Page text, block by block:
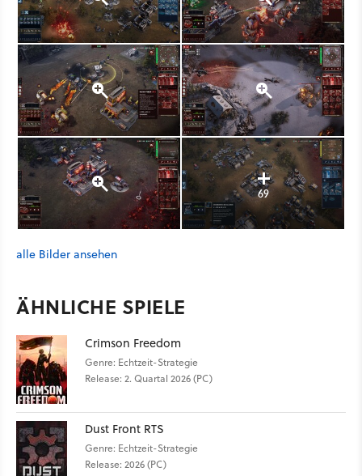
69
alle Bilder ansehen
ÄHNLICHE SPIELE
Crimson Freedom
Genre: Echtzeit-Strategie
Release: 2. Quartal 2026 (PC)
Dust Front RTS
Genre: Echtzeit-Strategie
Release: 2026 (PC)